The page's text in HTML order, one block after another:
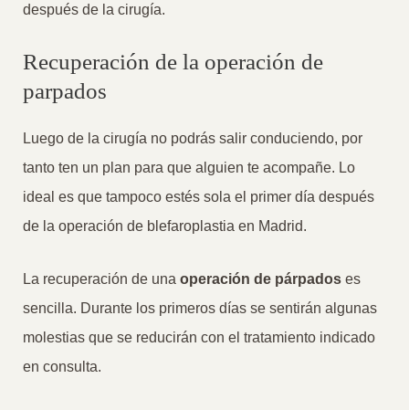
después de la cirugía.
Recuperación de la operación de
parpados
Luego de la cirugía no podrás salir conduciendo, por
tanto ten un plan para que alguien te acompañe. Lo
ideal es que tampoco estés sola el primer día después
de la operación de blefaroplastia en Madrid.
La recuperación de una operación de párpados es
sencilla. Durante los primeros días se sentirán algunas
molestias que se reducirán con el tratamiento indicado
en consulta.